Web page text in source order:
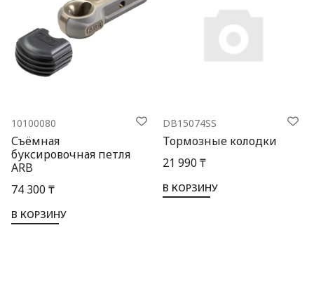
10100080
Съёмная
буксировочная петля
ARB
74 300 ₸
В КОРЗИНУ
DB15074SS
Тормозные колодки
21 990 ₸
В КОРЗИНУ